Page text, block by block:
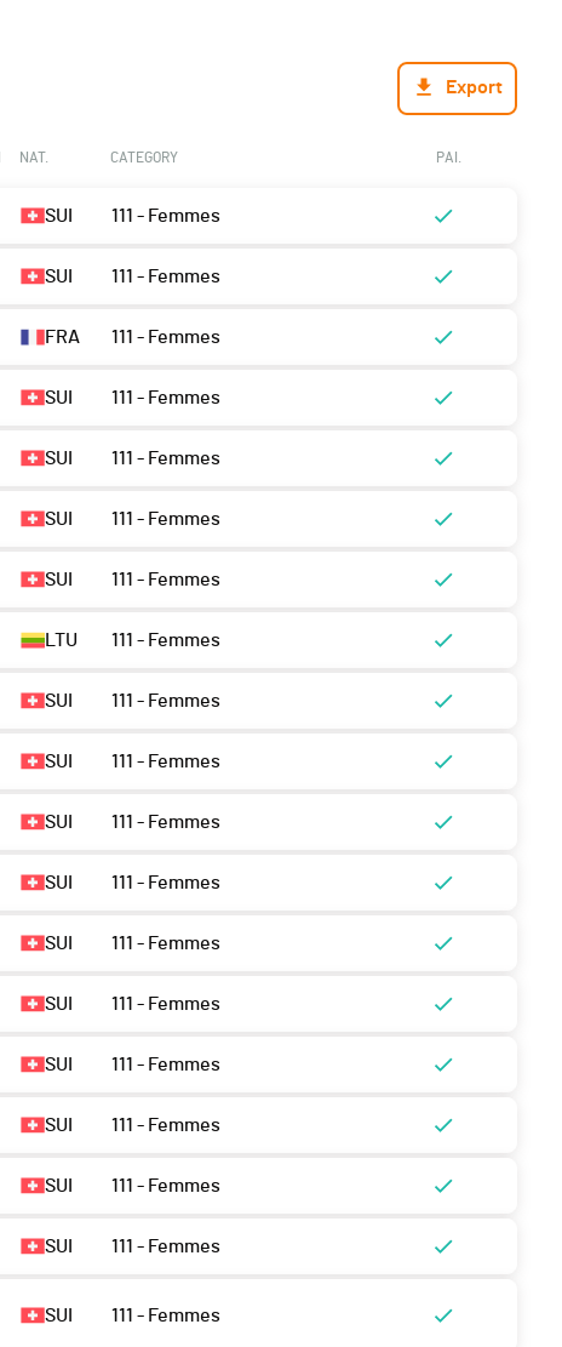
Export
NAT. CATEGORY PAI.
SUI 111 - Femmes
SUI 111 - Femmes
FRA 111 - Femmes
SUI 111 - Femmes
SUI 111 - Femmes
SUI 111 - Femmes
SUI 111 - Femmes
LTU 111 - Femmes
SUI 111 - Femmes
SUI 111 - Femmes
SUI 111 - Femmes
SUI 111 - Femmes
SUI 111 - Femmes
SUI 111 - Femmes
SUI 111 - Femmes
SUI 111 - Femmes
SUI 111 - Femmes
SUI 111 - Femmes
SUI 111 - Femmes